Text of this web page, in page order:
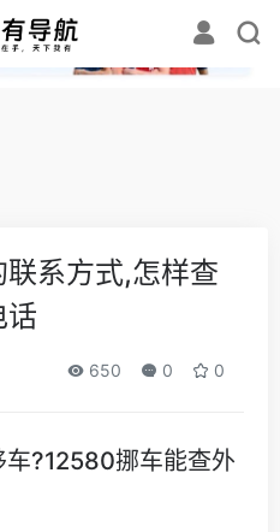
✕
系方式,怎样查
话
650 0 0
车?12580挪车能查外